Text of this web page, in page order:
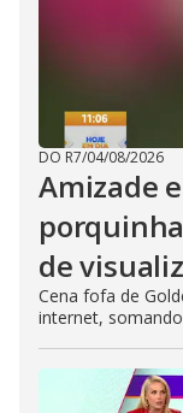
DO R7/04/08/2026
Amizade
de
Cena fofa de
internet,